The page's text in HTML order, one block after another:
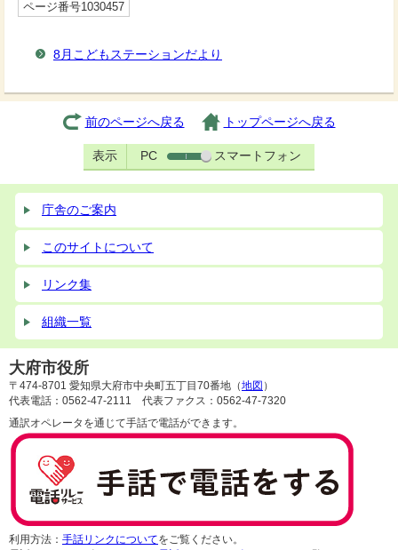
ページ番号1030457
8月こどもステーションだより
前のページへ戻る トップページへ戻る
表示 PC スマートフォン
庁舎のご案内
このサイトについて
リンク集
組織一覧
大府市役所
〒474-8701 愛知県大府市中央町五丁目70番地（地図 ）
代表電話：0562-47-2111 代表ファクス：0562-47-7320
通訳オペレータを通じて手話で電話ができます。
利用方法： 手話リンクについてをご覧ください。